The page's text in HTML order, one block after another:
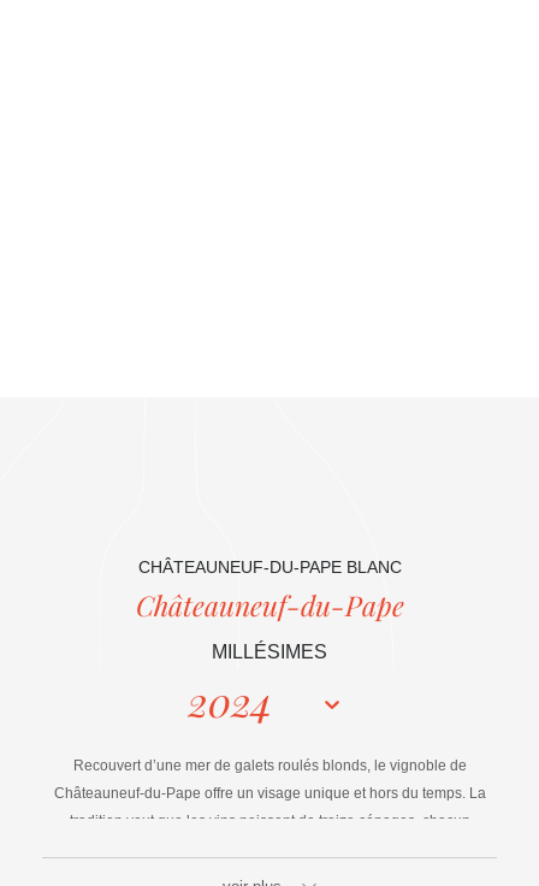
CHÂTEAUNEUF-DU-PAPE BLANC
Châteauneuf-du-Pape
MILLÉSIMES
2024
Recouvert d’une mer de galets roulés blonds, le vignoble de
Châteauneuf-du-Pape offre un visage unique et hors du temps. La
tradition veut que les vins naissent de treize cépages, chacun